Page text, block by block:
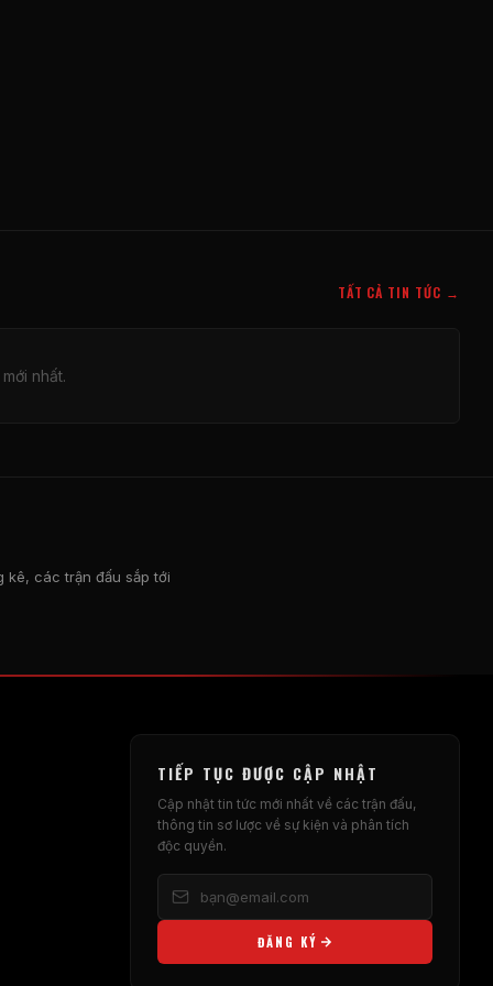
TẤT CẢ TIN TỨC →
nhất.
kê, các trận đấu sắp tới
TIẾP TỤC ĐƯỢC CẬP NHẬT
Cập nhật tin tức mới nhất về các trận đấu,
thông tin sơ lược về sự kiện và phân tích
độc quyền.
ĐĂNG KÝ